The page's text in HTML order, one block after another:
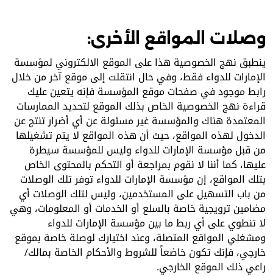
وصلات المواقع الأخرى:
ينطبق نهج الخصوصية هذا على الموقع الالكتروني لمؤسسة
الإمارات للدواء فقط، وفي حال انتقلت إلى موقع آخر من خلال
رابط موجود في صفحات موقع المؤسسة فإنه يتعين عليك
قراءة نهج الخصوصية الخاص بذلك الموقع لتحديد الممارسات
المعتمدة هناك والمؤسسة غير مسئولة عن أي أضرار تنتج عن
الدخول لهذه المواقع، حيث أن هذه المواقع لا يتم تشغيلها
من قبل مؤسسة الإمارات للدواء وليس للمؤسسة سيطرة
عليها، كما أننا لا نقوم بمراجعة أو التحكم بالمحتوى الخاص
بتلك المواقع، إن مؤسسة الإمارات للدواء توفر تلك الوصلات
من باب التسهيل على المستخدمين، وليس لتلك الوصلات أي
مضامين ترويجية خاصة بالسلع أو الخدمات أو المعلومات، وهي
لا تنطوي على أي ربط ما بين مؤسسة الإمارات للدواء
ومشغلي المواقع المتصلة، وعند اختيارك لوصلة خاصة بموقع
خارجي، فإنك تكون خاضعاً للشروط والأحكام الخاصة بمالك/
راعي ذلك الموقع الخارجي.